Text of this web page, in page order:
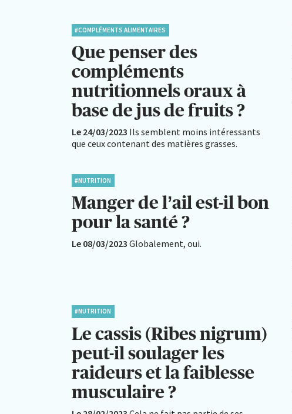
#COMPLÉMENTS ALIMENTAIRES
Que penser des
compléments
nutritionnels oraux à
base de jus de fruits ?
Le 24/03/2023 Ils semblent moins intéressants
que ceux contenant des matières grasses.
#NUTRITION
Manger de l’ail est-il bon
pour la santé ?
Le 08/03/2023 Globalement, oui.
#NUTRITION
Le cassis (Ribes nigrum)
peut-il soulager les
raideurs et la faiblesse
musculaire ?